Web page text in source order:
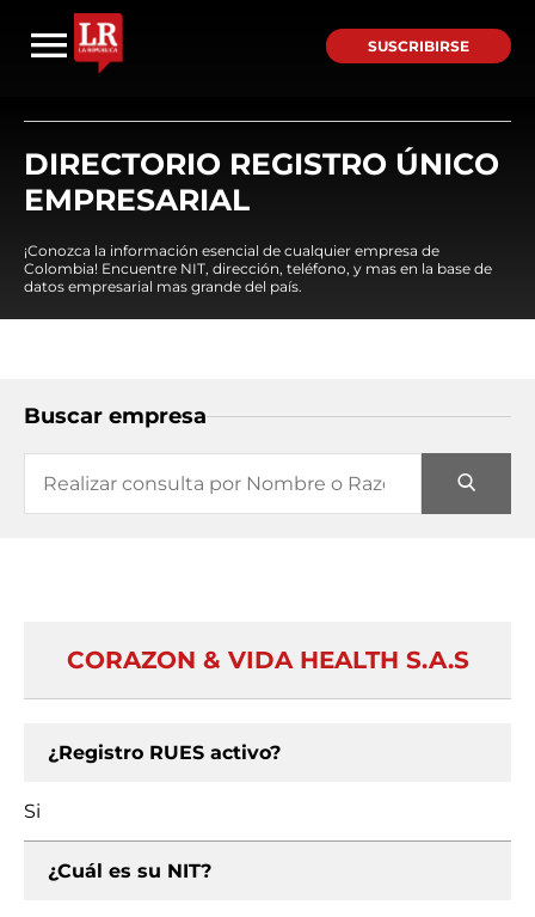
SUSCRIBIRSE
DIRECTORIO REGISTRO ÚNICO
EMPRESARIAL
¡Conozca la información esencial de cualquier empresa de
Colombia! Encuentre NIT, dirección, teléfono, y mas en la base de
datos empresarial mas grande del país.
Buscar empresa
CORAZON & VIDA HEALTH S.A.S
¿Registro RUES activo?
Si
¿Cuál es su NIT?